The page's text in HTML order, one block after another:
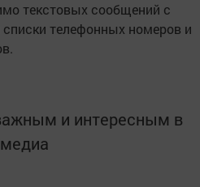
текстовых сообщений с
телефонных номеров и
и интересным в